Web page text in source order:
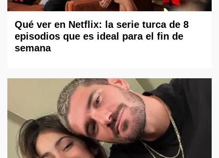
Qué ver en Netflix: la serie turca de 8
episodios que es ideal para el fin de
semana